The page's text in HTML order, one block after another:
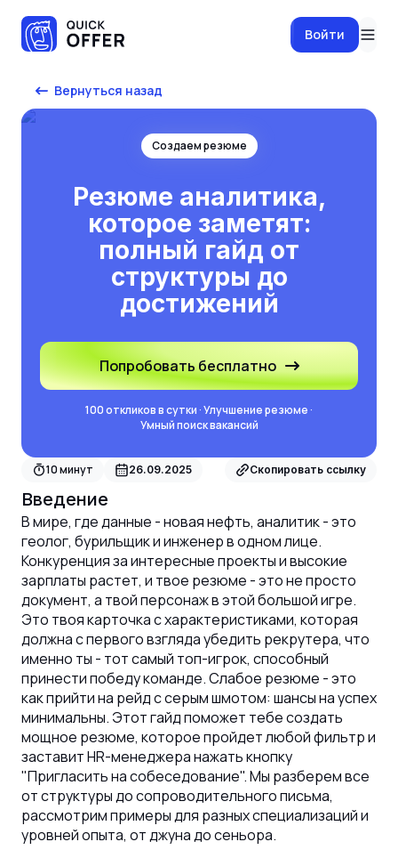
Войти
Вернуться назад
Создаем резюме
Резюме аналитика,
которое заметят:
полный гайд от
структуры до
достижений
Попробовать бесплатно
100 откликов в сутки · Улучшение резюме ·
Умный поиск вакансий
10минут 26.09.2025 Скопировать ссылку
Введение
В мире, где данные - новая нефть, аналитик - это
геолог, бурильщик и инженер в одном лице.
Конкуренция за интересные проекты и высокие
зарплаты растет, и твое резюме - это не просто
документ, а твой персонаж в этой большой игре.
Это твоя карточка с характеристиками, которая
должна с первого взгляда убедить рекрутера, что
именно ты - тот самый топ-игрок, способный
принести победу команде. Слабое резюме - это
как прийти на рейд с серым шмотом: шансы на успех
минимальны. Этот гайд поможет тебе создать
мощное резюме, которое пройдет любой фильтр и
заставит HR-менеджера нажать кнопку
"Пригласить на собеседование". Мы разберем все
от структуры до сопроводительного письма,
рассмотрим примеры для разных специализаций и
уровней опыта, от джуна до сеньора.